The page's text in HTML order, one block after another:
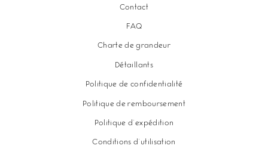
Contact
FAQ
Charte de grandeur
Détaillants
Politique de confidentialité
Politique de remboursement
Politique d'expédition
Conditions d'utilisation